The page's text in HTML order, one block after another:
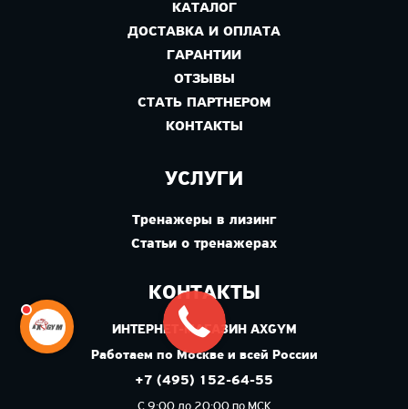
КАТАЛОГ
ДОСТАВКА И ОПЛАТА
ГАРАНТИИ
ОТЗЫВЫ
СТАТЬ ПАРТНЕРОМ
КОНТАКТЫ
УСЛУГИ
Тренажеры в лизинг
Статьи о тренажерах
КОНТАКТЫ
ИНТЕРНЕТ-МАГАЗИН AXGYM
Работаем по Москве и всей России
+7 (495) 152-64-55